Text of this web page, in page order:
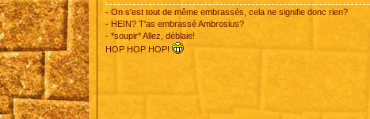
- On s'est tout de même embrassés, cela ne signifie donc rien?
- HEIN? T'as embrassé Ambrosius?
- *soupir* Allez, déblaie!
HOP HOP HOP!